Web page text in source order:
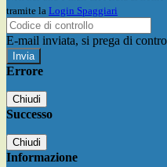
tramite la Login Spaggiari
E-mail inviata, si prega di
Errore
Chiudi
Successo
Chiudi
Informazione